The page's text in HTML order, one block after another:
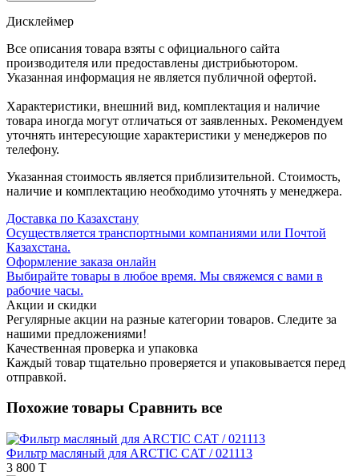
Дисклеймер
Все описания товара взяты с официального сайта
производителя или предоставлены дистрибьютором.
Указанная информация не является публичной офертой.
Характеристики, внешний вид, комплектация и наличие
товара иногда могут отличаться от заявленных. Рекомендуем
уточнять интересующие характеристики у менеджеров по
телефону.
Указанная стоимость является приблизительной. Стоимость,
наличие и комплектацию необходимо уточнять у менеджера.
Доставка по Казахстану
Осуществляется транспортными компаниями или Почтой
Казахстана.
Оформление заказа онлайн
Выбирайте товары в любое время. Мы свяжемся с вами в
рабочие часы.
Акции и скидки
Регулярные акции на разные категории товаров. Следите за
нашими предложениями!
Качественная проверка и упаковка
Каждый товар тщательно проверяется и упаковывается перед
отправкой.
Похожие товары Сравнить все
Фильтр масляный для ARCTIC CAT / 021113
3 800 T